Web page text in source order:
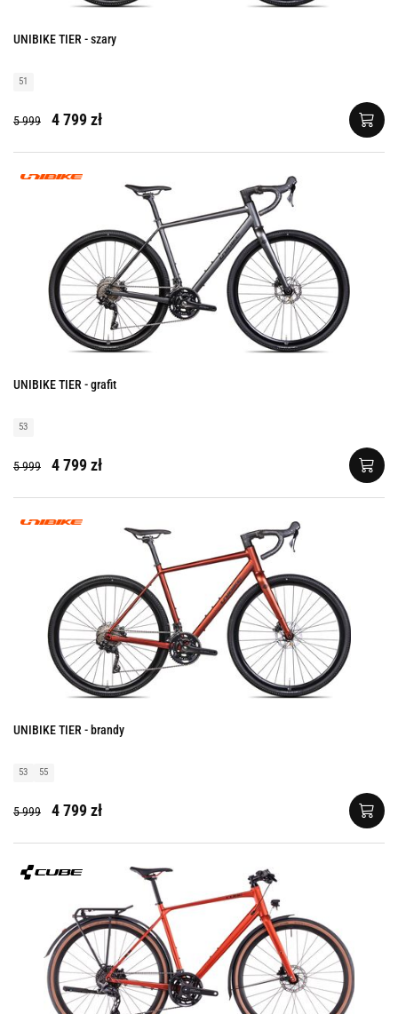
UNIBIKE TIER - szary
51
5 999 4 799 zł
UNIBIKE TIER - grafit
53
5 999 4 799 zł
UNIBIKE TIER - brandy
53 55
5 999 4 799 zł